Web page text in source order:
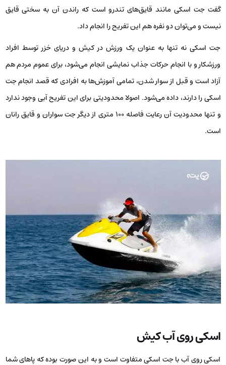
گفت جت اسکی مانند قایق‌های تندرو است که راندن آن به سختی قایق
نیست و می‌توان دو نفره هم این تفریح را انجام داد.
جت اسکی نه تنها به عنوان یک ورزش در کیش و دریای خزر توسط افراد
ورزشکار و با انجام حرکات جذاب نمایشی انجام می‌شود، برای عموم مردم هم
آزاد است و قبل از سوار شدن، تمامی آموزش‌ها به افرادی که قصد انجام جت
اسکی را دارند، داده می‌شود. اصولا محدودیتی برای این تفریح آبی وجود ندارد
و تنها محدودیت آن رعایت فاصله ۱۰۰ متری از دیگر جت سواران و قایق رانان
است.
اسکی روی آب کیش
اسکی روی آب با جت اسکی متفاوت است و به این صورت بوده که پاهای شما